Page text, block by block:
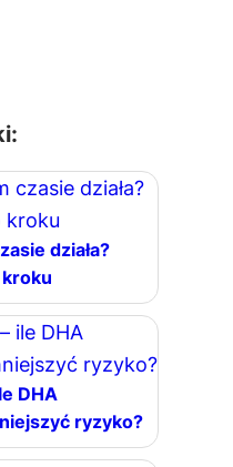
działa?
DHA
ryzyko?